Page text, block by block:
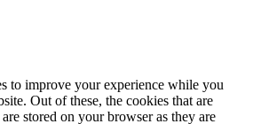
to improve your experience while you
Out of these, the cookies that are
stored on your browser as they are